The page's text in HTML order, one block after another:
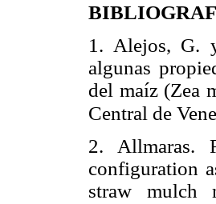
1. Alejos, G.
algunas
del maíz (Zea
Central de
2. Allmaras.
configuration
straw mulch